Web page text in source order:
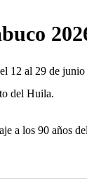
12 al 29 de
del Huila.
a los 90 años